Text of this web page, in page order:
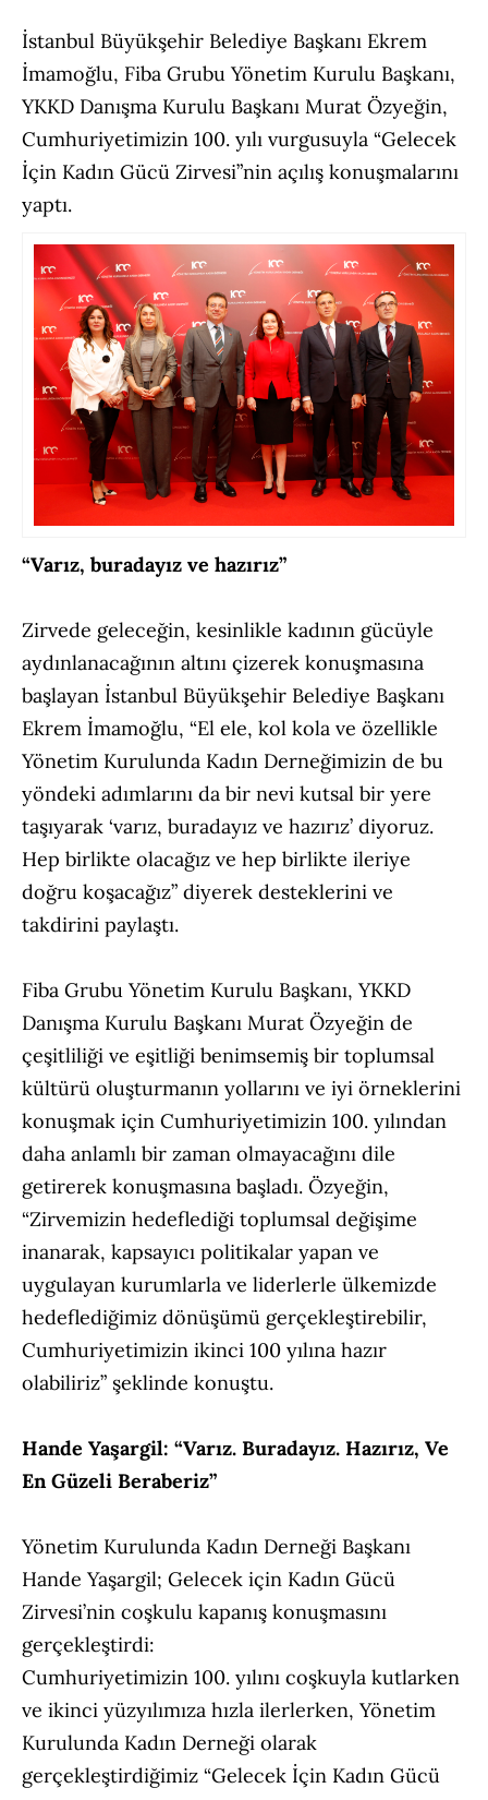
İstanbul Büyükşehir Belediye Başkanı Ekrem
İmamoğlu, Fiba Grubu Yönetim Kurulu Başkanı,
YKKD Danışma Kurulu Başkanı Murat Özyeğin,
Cumhuriyetimizin 100. yılı vurgusuyla “Gelecek
İçin Kadın Gücü Zirvesi”nin açılış konuşmalarını
yaptı.
“Varız, buradayız ve hazırız”
Zirvede geleceğin, kesinlikle kadının gücüyle
aydınlanacağının altını çizerek konuşmasına
başlayan İstanbul Büyükşehir Belediye Başkanı
Ekrem İmamoğlu, “El ele, kol kola ve özellikle
Yönetim Kurulunda Kadın Derneğimizin de bu
yöndeki adımlarını da bir nevi kutsal bir yere
taşıyarak ‘varız, buradayız ve hazırız’ diyoruz.
Hep birlikte olacağız ve hep birlikte ileriye
doğru koşacağız” diyerek desteklerini ve
takdirini paylaştı.
Fiba Grubu Yönetim Kurulu Başkanı, YKKD
Danışma Kurulu Başkanı Murat Özyeğin de
çeşitliliği ve eşitliği benimsemiş bir toplumsal
kültürü oluşturmanın yollarını ve iyi örneklerini
konuşmak için Cumhuriyetimizin 100. yılından
daha anlamlı bir zaman olmayacağını dile
getirerek konuşmasına başladı. Özyeğin,
“Zirvemizin hedeflediği toplumsal değişime
inanarak, kapsayıcı politikalar yapan ve
uygulayan kurumlarla ve liderlerle ülkemizde
hedeflediğimiz dönüşümü gerçekleştirebilir,
Cumhuriyetimizin ikinci 100 yılına hazır
olabiliriz” şeklinde konuştu.
Hande Yaşargil: “Varız. Buradayız. Hazırız, Ve
En Güzeli Beraberiz”
Yönetim Kurulunda Kadın Derneği Başkanı
Hande Yaşargil; Gelecek için Kadın Gücü
Zirvesi’nin coşkulu kapanış konuşmasını
gerçekleştirdi:
Cumhuriyetimizin 100. yılını coşkuyla kutlarken
ve ikinci yüzyılımıza hızla ilerlerken, Yönetim
Kurulunda Kadın Derneği olarak
gerçekleştirdiğimiz “Gelecek İçin Kadın Gücü